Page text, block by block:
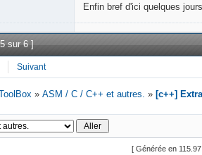
Enfin bref d'ici quelques
sur 6 ]
Suivant
»ASM / C / C++ et autres. » [c++]
[ Générée en